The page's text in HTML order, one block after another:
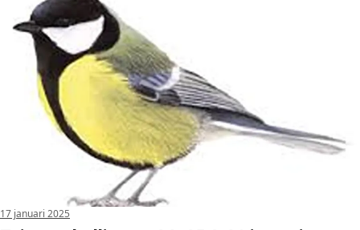
17 januari 2025